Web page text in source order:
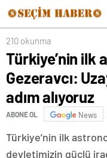
210 okunma
Türkiye’nin ilk
Gezeravcı:
adım alıyoruz
ABONE OL News
Türkiye’nin ilk
devletimizin güçlü